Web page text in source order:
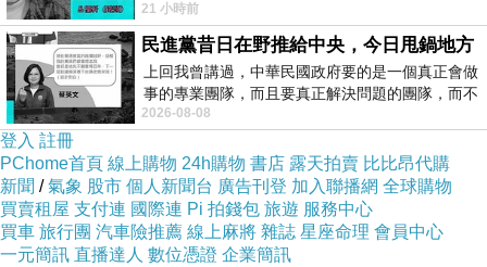
更多資料、資訊參考分享↓↓↓
罵她施政滿意度輸給陳其邁，甚至還說盧
21 小時前
民進黨昔日在野推給中央，今日甩鍋地方
上回我曾講過，中華民國政府要的是一個真正會做
事的專業團隊，而且要真正解決問題的團隊，而不
是只會到處甩鍋的雙標團隊，最近民進黨
2026-08-08
登入 註冊
PChome首頁 線上購物 24h購物 書店 露天拍賣 比比昂代購
新聞 /氣象 股市 個人新聞台 廣告刊登 加入聯播網 全球購物
買賣租屋 支付連 國際連 Pi 拍錢包 旅遊 服務中心
買車 旅行團 汽車險推薦 線上麻將 雜誌 星座命理 會員中心
一元簡訊 直播達人 數位憑證 企業簡訊